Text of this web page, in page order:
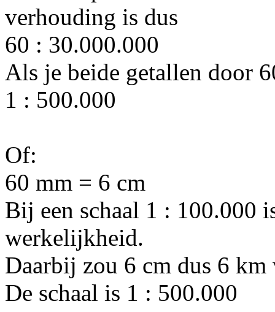
verhouding is dus
60 : 30.000.000
Als je beide getallen door
1 : 500.000
Of:
60 mm = 6 cm
Bij een schaal 1 : 100.000
werkelijkheid.
Daarbij zou 6 cm dus 6
De schaal is 1 : 500.000